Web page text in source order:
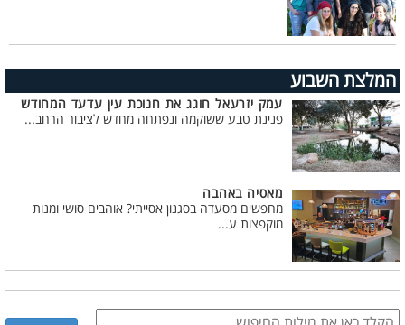
המלצת השבוע
עמק יזרעאל חוגג את חנוכת עין עדעד המחודש
פנינת טבע ששוקמה ונפתחה מחדש לציבור הרחב...
מאסיה באהבה
מחפשים מסעדה בסגנון אסייתי? אוהבים סושי ומנות
מוקפצות ע...